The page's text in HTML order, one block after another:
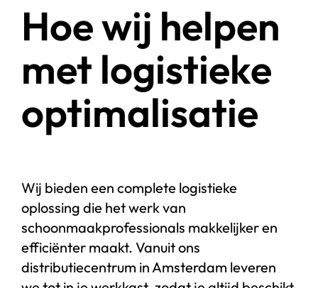
Hoe wij helpen
met logistieke
optimalisatie
Wij bieden een complete logistieke
oplossing die het werk van
schoonmaakprofessionals makkelijker en
efficiënter maakt. Vanuit ons
distributiecentrum in Amsterdam leveren